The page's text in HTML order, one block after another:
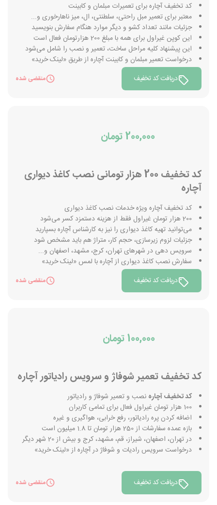
کد تخفیف آچاره برای تعمیرات مبلمان و کابینت
معتبر برای تعمیر مبل راحتی، سلطنتی، ال، میز ناهارخوری و...
جزئیات مانند تعداد کشو و دیگر موارد هنگام سفارش بنویسید
این کوپن غیراول برای همه با مبلغ 200 هزارتومان فعال است
این پیشنهاد کلیه مراحل ساخت، تعمیر و نصب را شامل می‌شود
درخواست تعمیر مبلمان و کابینت آچاره از طریق «لینک خرید»
دریافت کد تخفیف
منقضی شده
200,000 تومان
کد تخفیف 200 هزار تومانی نصب کاغذ دیواری
آچاره
کد تخفیف آچاره ویژه خدمات نصب کاغذ دیواری
200 هزار تومان غیراول فقط از هزینه دستمزد کسر می‌شود
می‌توانید تهیه کاغذ دیواری را نیز به کارشناس آچاره بسپارید
جزئیات لزوم زیرسازی، حجم کار، متراژ هم باید مشخص شود
سرویس دهی در شهرهای تهران، کرج، مشهد، اصفهان و...
سفارش نصب کاغذ دیواری از آچاره با لمس «لینک خرید»
دریافت کد تخفیف
منقضی شده
100,000 تومان
کد تخفیف تعمیر شوفاژ و سرویس رادیاتور آچاره
کد تخفیف آچاره نصب و تعمیر شوفاژ و رادیاتور
100 هزار تومان غیراول فعال برای تمامی کاربران
اضافه کردن پره رادیاتور، رفع خرابی، هواگیری و غیره
بازه عمده سفارشات از 250 هزار تومان تا 1.8 میلیون است
در تهران، اصفهان، شیراز، قم، مشهد، کرج و بیش از 20 شهر دیگر
درخواست سرویس رادیات و شوفاژ در آچاره از «لینک خرید»
دریافت کد تخفیف منقضی شده